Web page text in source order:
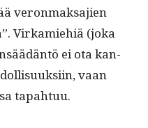
veron­mak­sajien
Virkamiehiä (joka
ei ota kan­
vaan
tapahtuu.